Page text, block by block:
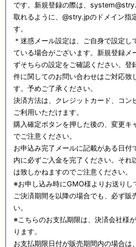
です。新規登録の際は、
取れるように、@stry.jpのドメイン指
す。
＊迷惑メール設定は、ご自身で設定し
ている場合がございます。新規登録メ
ずそちらの設定をご確認ください。登
件に関してのお問い合わせはご対応致
す。予めご了承ください。
決済方法は、クレジットカード、コ
ご利用いただけます。
購入確定ボタンを押した後の、変更キ
でご注意ください。
お申込み完了メールに記載がある日付
内に必ずご入金を完了ください。それ
は致しかねますのでご注意ください。
※お申し込み時にGMO様よりお送りし
ご決済期間を以降の場合でも、必ず販
い。
※こちらのお支払期限は、決済会社様
ります。
お支払期限日付が販売期間内の場合は